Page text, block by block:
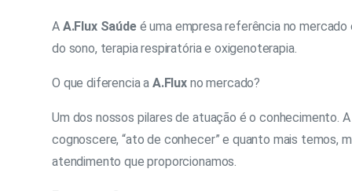
A A.Flux Saúdeé uma empresa referência no
do sono, terapia respiratória e oxigenoterapia.
O que diferencia a A.Flux no mercado?
Um dos nossos pilares de atuação é o conhecimento.
cognoscere, “ato de conhecer” ​e quanto mais temos,
atendimento que proporcionamos.